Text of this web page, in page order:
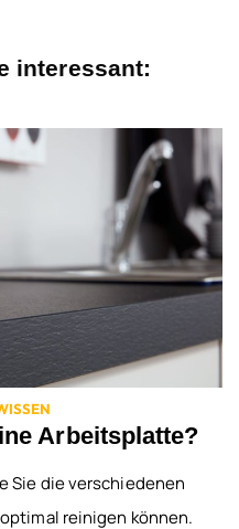
interessant:
Arbeitsplatte?
Sie die verschiedenen
reinigen können.